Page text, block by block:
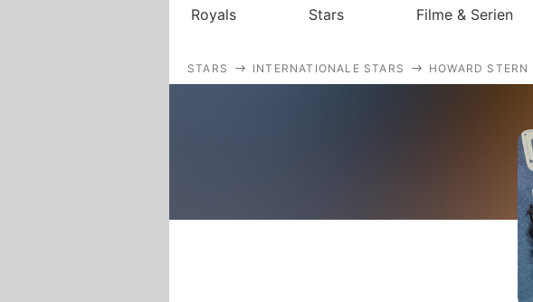
Royals Stars Filme & Serien
STARS INTERNATIONALE STARS HOWARD STERN